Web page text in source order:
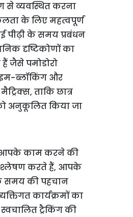
से व्यवस्थित करना
के लिए महत्वपूर्ण
पीढ़ी के समय प्रबंधन
दृष्टिकोणों का
जैसे पमोडोरो
ब्लॉकिंग और
ताकि छात्र
अनुकूलित किया जा
आपके काम करने की
करते हैं, आपके
समय की पहचान
कार्यक्रमों का
ट्रैकिंग की